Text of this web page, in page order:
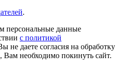
.
персональные данные
с политикой
не даете согласия на обработку
необходимо покинуть сайт.